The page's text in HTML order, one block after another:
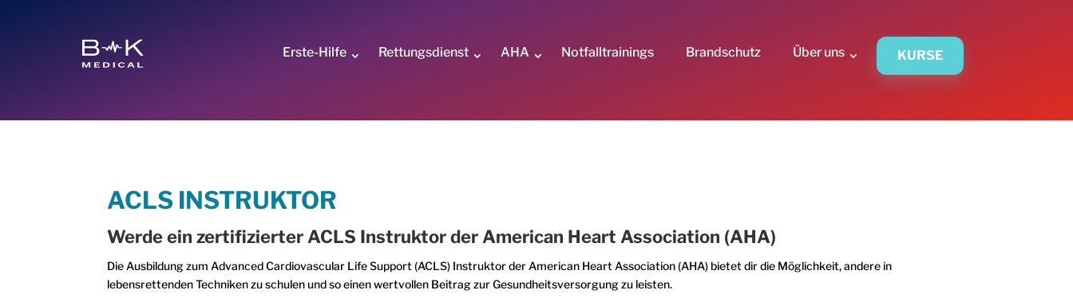
Erste-Hilfe Rettungsdienst AHA Notfalltrainings Brandschutz Über uns KURSE
ACLS INSTRUKTOR
Werde ein zertifizierter ACLS Instruktor der American Heart Association (AHA)
Die Ausbildung zum Advanced Cardiovascular Life Support (ACLS) Instruktor der American Heart Association (AHA) bietet dir die Möglichkeit, andere in
lebensrettenden Techniken zu schulen und so einen wertvollen Beitrag zur Gesundheitsversorgung zu leisten.